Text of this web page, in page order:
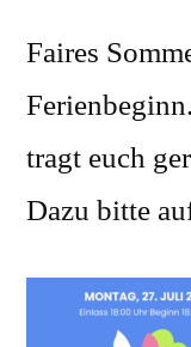
Faires
tragt euch
Dazu bitte